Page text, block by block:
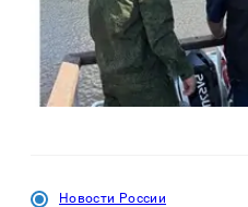
Новости России